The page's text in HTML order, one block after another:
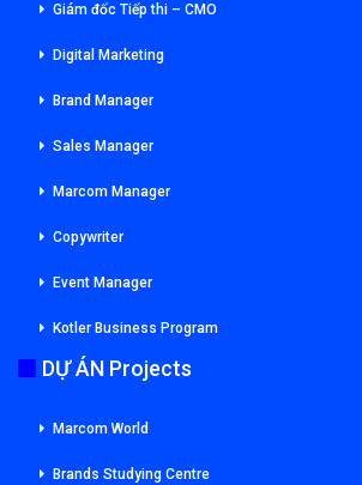
Giám đốc Tiếp thi – CMO
Digital Marketing
Brand Manager
Sales Manager
Marcom Manager
Copywriter
Event Manager
Kotler Business Program
DỰ ÁN Projects
Marcom World
Brands Studying Centre